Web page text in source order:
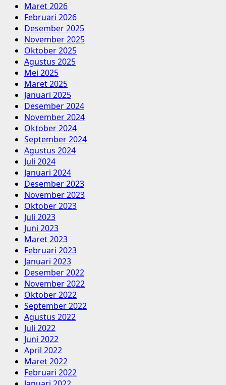
Maret 2026
Februari 2026
Desember 2025
November 2025
Oktober 2025
Agustus 2025
Mei 2025
Maret 2025
Januari 2025
Desember 2024
November 2024
Oktober 2024
September 2024
Agustus 2024
Juli 2024
Januari 2024
Desember 2023
November 2023
Oktober 2023
Juli 2023
Juni 2023
Maret 2023
Februari 2023
Januari 2023
Desember 2022
November 2022
Oktober 2022
September 2022
Agustus 2022
Juli 2022
Juni 2022
April 2022
Maret 2022
Februari 2022